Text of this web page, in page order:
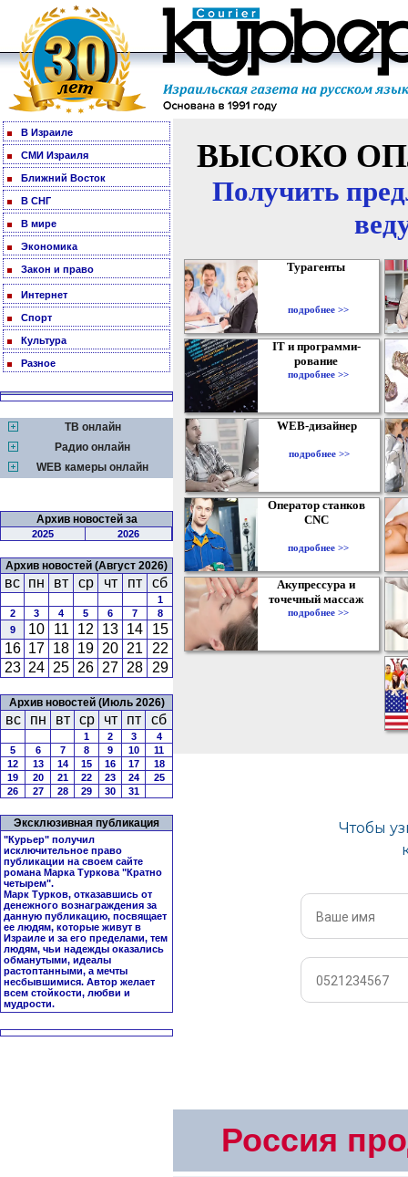
В Израиле
СМИ Израиля
Ближний Восток
В СНГ
В мире
Экономика
Закон и право
Интернет
Спорт
Культура
Разное
ТВ онлайн
Радио онлайн
WEB камеры онлайн
Архив новостей за
2025 2026
Архив новостей (Август 2026)
вс пн вт ср чт пт сб
1
2
3 4 5 6 7
8
9
10 11 12 13 14
15
16 17 18 19 20 21
22
23 24 25 26 27 28 29
Архив новостей (Июль 2026)
вс пн вт ср чт пт сб
1 2 3
4
5
6 7 8 9 10
11
12
13 14 15 16 17
18
19
20 21 22 23 24
25
26
27 28 29 30 31
Эксклюзивная публикация
"Курьер" получил
исключительное право
публикации на своем сайте
романа Марка Туркова "Кратно
четырем".
Марк Турков, отказавшись от
денежного вознаграждения за
данную публикацию, посвящает
ее людям, которые живут в
Израиле и за его пределами, тем
людям, чьи надежды оказались
обманутыми, идеалы
растоптанными, а мечты
несбывшимися. Автор желает
всем стойкости, любви и
мудрости.
ВЫСОКО
Получить
Турагенты
подробнее >>
IT и программи-
рование
подробнее >>
WEB-дизайнер
подробнее >>
Оператор станков
CNC
подробнее >>
Акупрессура и
точечный массаж
подробнее >>
Россия